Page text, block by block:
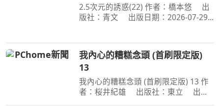
2.5次元的誘惑(22) 作者：橋本悠 出
版社：青文 出版日期：2026-07-29
了暑假集訓，不過奧村卻暗自煩惱著，
懷疑自己是否變成了
我內心的糟糕念頭 (首刷限定版)
13
我內心的糟糕念頭 (首刷限定版) 13 作
者：桜井紀雄 出版社：東立 出版